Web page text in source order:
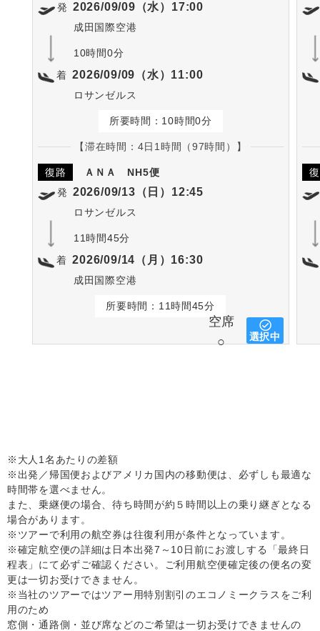
発 2026/09/09（水）17:00
成田国際空港
10時間0分
着 2026/09/09（水）11:00
ロサンゼルス
所要時間：10時間0分
【滞在時間：4日1時間（97時間）】
復路 ＡＮＡ
NH5便
発 2026/09/13（日）12:45
ロサンゼルス
11時間45分
着 2026/09/14（月）16:30
成田国際空港
所要時間：11時間45分
空席
○
選択中
※大人1名あたりの差額
※出発／帰国便およびアメリカ国内の移動便は、必ずしも最適な
時間帯を選べません。
また、乗継便の場合、待ち時間が約５時間以上の乗り継ぎとなる
場合があります。
※ツアーで利用の航空券は往復利用が条件となっています。
※確定航空便の詳細は日本出発7～10日前にお渡しする「最終日
程表」にて必ずご確認ください。ご利用航空便確定後の便名の変
更は一切お受けできません。
※当社のツアーではツアー用特別割引のエコノミークラスをご利
用のため
窓側・通路側・並び席などのご希望は一切お受けできませんの